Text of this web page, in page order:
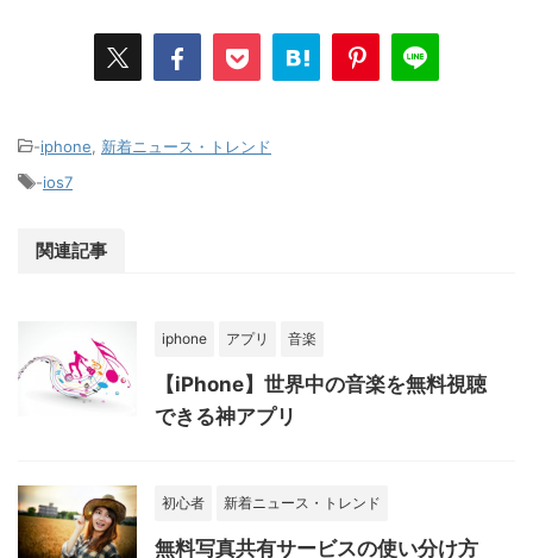
-iphone
新着ニュース・トレンド
-ios7
関連記事
iphone アプリ 音楽
【iPhone】世界中の音楽を無料視聴
できる神アプリ
初心者 新着ニュース・トレンド
無料写真共有サービスの使い分け方